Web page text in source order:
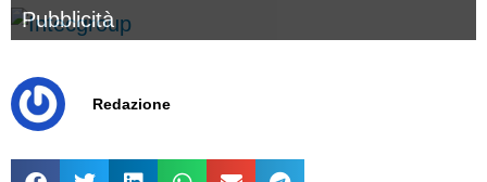
Pubblicità
Redazione